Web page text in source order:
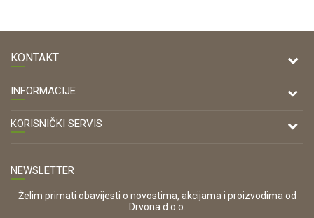
KONTAKT
DRVONA D.O.O.
Antuna Mihanovića 7,
47000 Karlovac
OIB:
42821181683
INFORMACIJE
O nama
KORISNIČKI SERVIS
Zaštita privatnosti i osobnih podataka
Korištenje kolačića
Pravo na odustajanje i jednostrani raskid ugovora
NEWSLETTER
Želim primati obavijesti o novostima, akcijama i proizvodima od
Drvona d.o.o.